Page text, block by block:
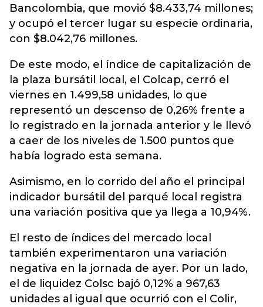
Bancolombia, que movió $8.433,74 millones;
y ocupó el tercer lugar su especie ordinaria,
con $8.042,76 millones.
De este modo, el índice de capitalización de
la plaza bursátil local, el Colcap, cerró el
viernes en 1.499,58 unidades, lo que
representó un descenso de 0,26% frente a
lo registrado en la jornada anterior y le llevó
a caer de los niveles de 1.500 puntos que
había logrado esta semana.
Asimismo, en lo corrido del año el principal
indicador bursátil del parqué local registra
una variación positiva que ya llega a 10,94%.
El resto de índices del mercado local
también experimentaron una variación
negativa en la jornada de ayer. Por un lado,
el de liquidez Colsc bajó 0,12% a 967,63
unidades al igual que ocurrió con el Colir,